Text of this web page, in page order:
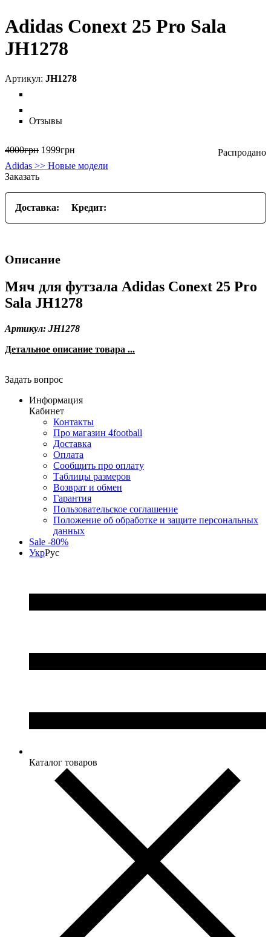
Adidas Conext 25 Pro Sala
JH1278
JH1278
Отзывы
4000грн 1999грн
Adidas >> Новые модели
Заказать
Доставка: Кредит:
Описание
Мяч для футзала Adidas Conext 25 Pro
Sala JH1278
Артикул: JH1278
Детальное описание товара ...
Задать вопрос
Информация
Кабинет
Контакты
Про магазин 4football
Доставка
Оплата
Сообщить про оплату
Таблицы размеров
Возврат и обмен
Гарантия
Пользовательское соглашение
Положение об обработке и защите персональных
данных
Sale -80%
УкрРус
Каталог товаров